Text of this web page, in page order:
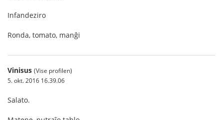
Infandeziro
Ronda, tomato, manĝi
Vinisus (Vise profilen)
5. okt. 2016 16.39.06
Salato.